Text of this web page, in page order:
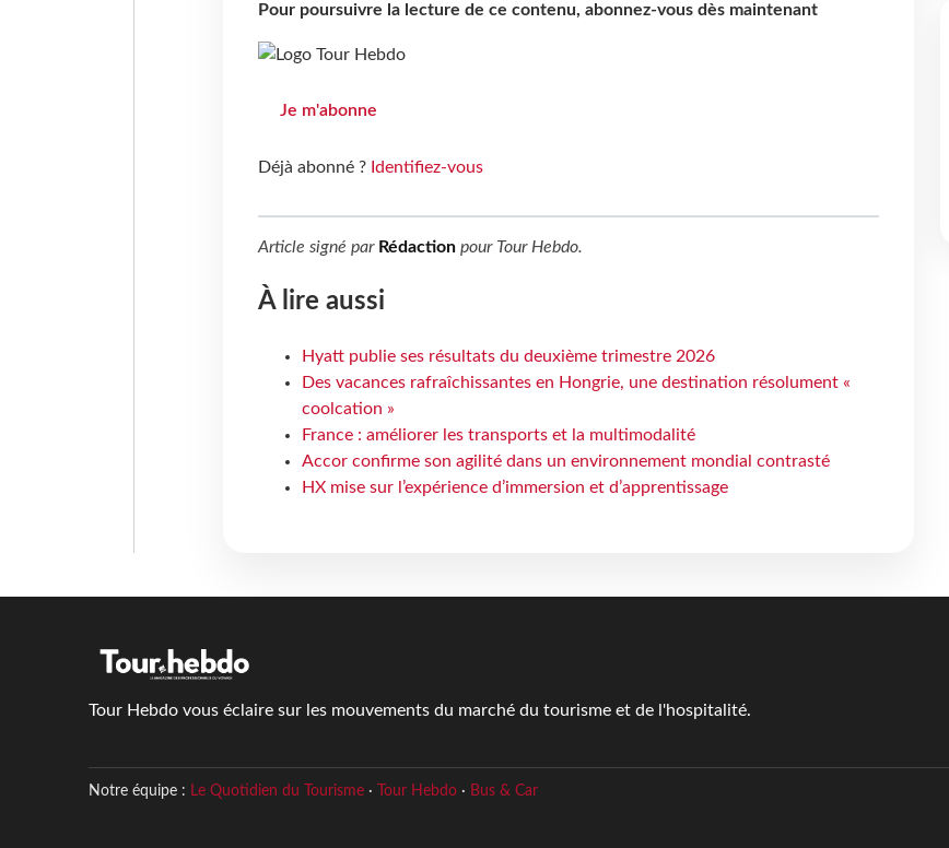
Pour poursuivre la lecture de ce contenu, abonnez-vous dès maintenant
Je m'abonne
Déjà abonné ? Identifiez-vous
Article signé par Rédactionpour Tour Hebdo.
À lire aussi
Hyatt publie ses résultats du deuxième trimestre 2026
Des vacances rafraîchissantes en Hongrie, une destination résolument «
coolcation »
France : améliorer les transports et la multimodalité
Accor confirme son agilité dans un environnement mondial contrasté
HX mise sur l’expérience d’immersion et d’apprentissage
Tour Hebdo vous éclaire sur les mouvements du marché du tourisme et de l'hospitalité.
Notre équipe : Le Quotidien du Tourisme· Tour Hebdo· Bus & Car